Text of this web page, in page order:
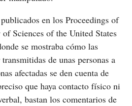
en los Proceedings of
Sciences of the United States
se mostraba cómo las
de unas personas a
afectadas se den cuenta de
que haya contacto físico ni
bastan los comentarios de